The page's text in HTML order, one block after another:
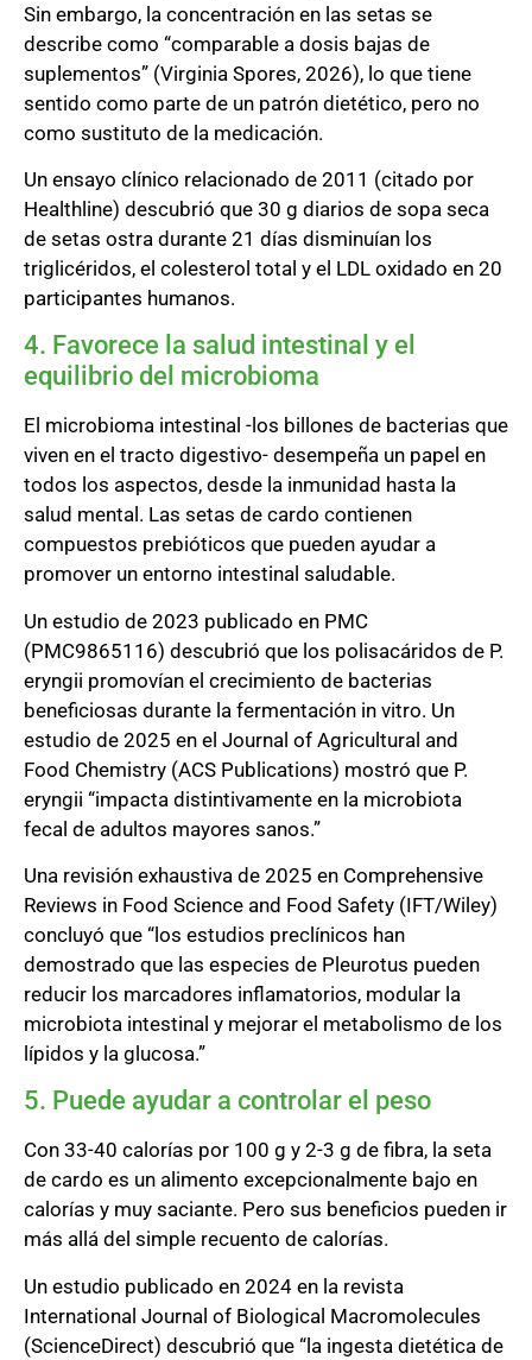
Sin embargo, la concentración en las setas se
describe como “comparable a dosis bajas de
suplementos” (Virginia Spores, 2026), lo que tiene
sentido como parte de un patrón dietético, pero no
como sustituto de la medicación.
Un ensayo clínico relacionado de 2011 (citado por
Healthline) descubrió que 30 g diarios de sopa seca
de setas ostra durante 21 días disminuían los
triglicéridos, el colesterol total y el LDL oxidado en 20
participantes humanos.
4. Favorece la salud intestinal y el
equilibrio del microbioma
El microbioma intestinal -los billones de bacterias que
viven en el tracto digestivo- desempeña un papel en
todos los aspectos, desde la inmunidad hasta la
salud mental. Las setas de cardo contienen
compuestos prebióticos que pueden ayudar a
promover un entorno intestinal saludable.
Un estudio de 2023 publicado en PMC
(PMC9865116) descubrió que los polisacáridos de P.
eryngii promovían el crecimiento de bacterias
beneficiosas durante la fermentación in vitro. Un
estudio de 2025 en el Journal of Agricultural and
Food Chemistry (ACS Publications) mostró que P.
eryngii “impacta distintivamente en la microbiota
fecal de adultos mayores sanos.”
Una revisión exhaustiva de 2025 en Comprehensive
Reviews in Food Science and Food Safety (IFT/Wiley)
concluyó que “los estudios preclínicos han
demostrado que las especies de Pleurotus pueden
reducir los marcadores inflamatorios, modular la
microbiota intestinal y mejorar el metabolismo de los
lípidos y la glucosa.”
5. Puede ayudar a controlar el peso
Con 33-40 calorías por 100 g y 2-3 g de fibra, la seta
de cardo es un alimento excepcionalmente bajo en
calorías y muy saciante. Pero sus beneficios pueden ir
más allá del simple recuento de calorías.
Un estudio publicado en 2024 en la revista
International Journal of Biological Macromolecules
(ScienceDirect) descubrió que “la ingesta dietética de